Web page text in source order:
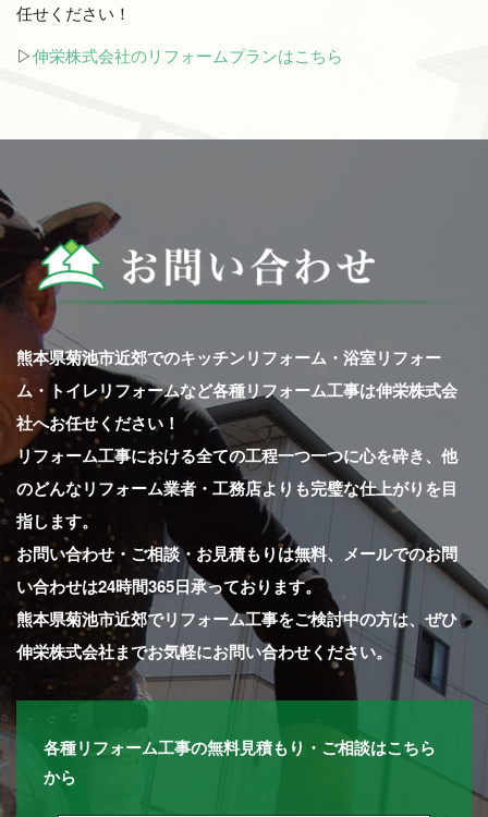
任せください！
▷伸栄株式会社のリフォームプランはこちら
熊本県菊池市近郊でのキッチンリフォーム・浴室リフォー
ム・トイレリフォームなど各種リフォーム工事は伸栄株式会
社へお任せください！
リフォーム工事における全ての工程一つ一つに心を砕き、他
のどんなリフォーム業者・工務店よりも完璧な仕上がりを目
指します。
お問い合わせ・ご相談・お見積もりは無料、メールでのお問
い合わせは24時間365日承っております。
熊本県菊池市近郊でリフォーム工事をご検討中の方は、ぜひ
伸栄株式会社までお気軽にお問い合わせください。
各種リフォーム工事の無料見積もり・ご相談はこちら
から